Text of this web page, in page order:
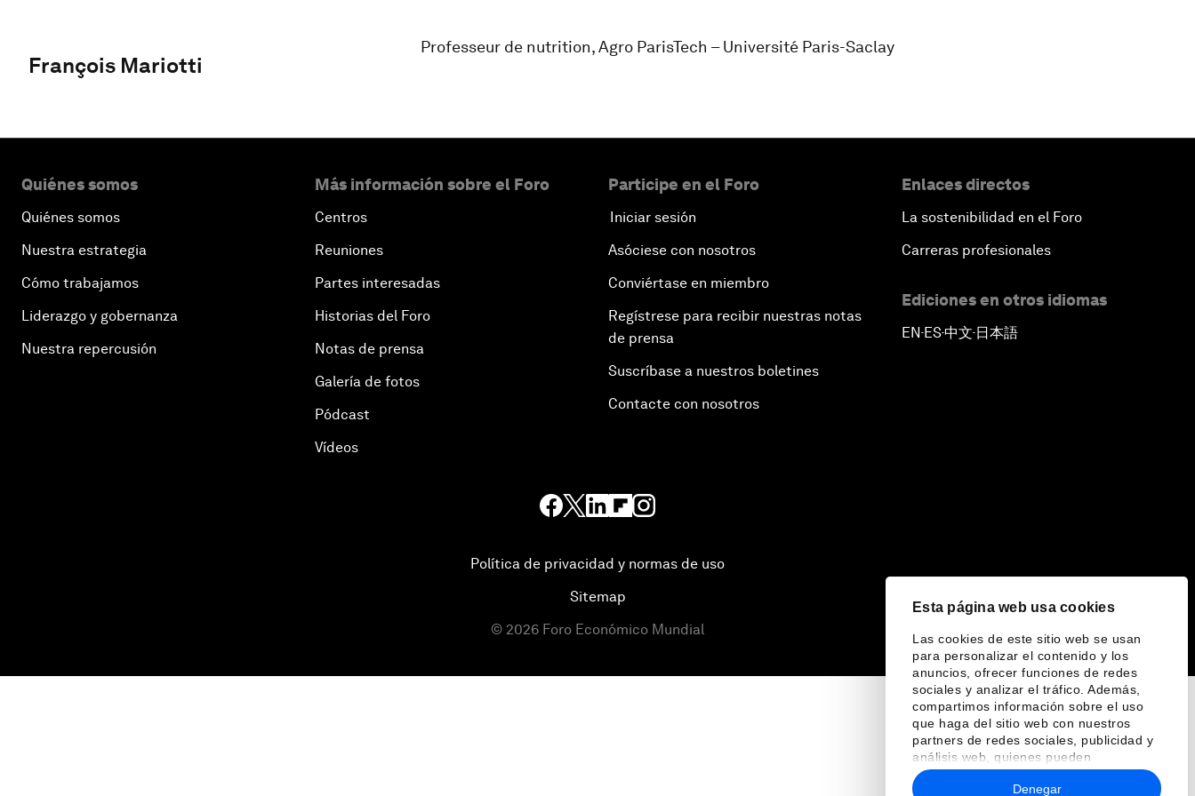
Esta página web usa cookies
Las cookies de este sitio web se usan
para personalizar el contenido y los
anuncios, ofrecer funciones de redes
sociales y analizar el tráfico. Además,
compartimos información sobre el uso
que haga del sitio web con nuestros
partners de redes sociales, publicidad y
análisis web, quienes pueden
combinarla con otra información que les
haya proporcionado o que hayan
Denegar
François Mariotti
Professeur de nutrition, Agro ParisTech – Université Paris-Saclay
Quiénes somos
Quiénes somos
Nuestra estrategia
Cómo trabajamos
Liderazgo y gobernanza
Nuestra repercusión
Más información sobre el Foro
Centros
Reuniones
Partes interesadas
Historias del Foro
Notas de prensa
Galería de fotos
Pódcast
Vídeos
Participe en el Foro
Iniciar sesión
Asóciese con nosotros
Conviértase en miembro
Regístrese para recibir nuestras notas
de prensa
Suscríbase a nuestros boletines
Contacte con nosotros
Enlaces directos
La sostenibilidad en el Foro
Carreras profesionales
Ediciones en otros idiomas
EN▪ES▪中文▪ 日本語
Política de privacidad y normas de uso
Sitemap
© 2026 Foro Económico Mundial